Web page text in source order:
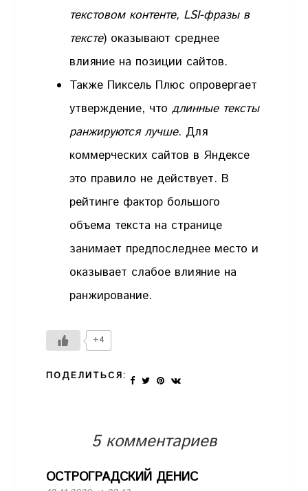
текстовом контенте, LSI-фразы в
тексте) оказывают среднее
влияние на позиции сайтов.
Также Пиксель Плюс опровергает
утверждение, что длинные тексты
ранжируются лучше. Для
коммерческих сайтов в Яндексе
это правило не действует. В
рейтинге фактор большого
объема текста на странице
занимает предпоследнее место и
оказывает слабое влияние на
ранжирование.
+4
ПОДЕЛИТЬСЯ:
5 комментариев
ОСТРОГРАДСКИЙ ДЕНИС